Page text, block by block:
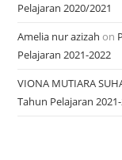
Pelajaran 2020/2021
Amelia nur azizah on
Pelajaran 2021-2022
VIONA MUTIARA
Tahun Pelajaran